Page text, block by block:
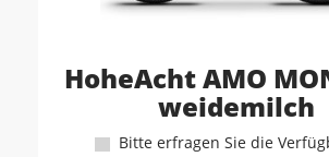
HoheAcht AMO
weidemilch
Bitte erfragen Sie die